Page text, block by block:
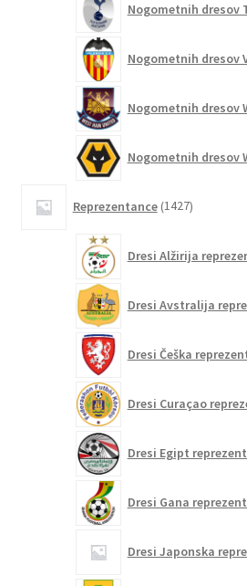
Nogometnih dresov
Nogometnih dresov
Nogometnih dresov
Nogometnih dresov
Reprezentance 1427izdelkov
Dresi Alžirija
Dresi Avstralija
Dresi Češka
Dresi Curaçao
Dresi Egipt
Dresi Gana
Dresi Japonska